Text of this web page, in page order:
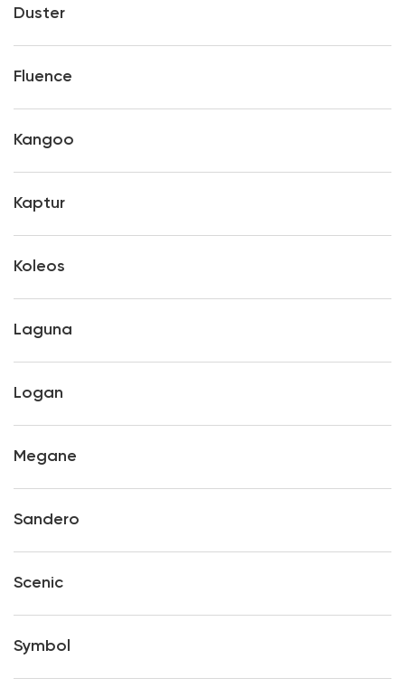
Duster
Fluence
Kangoo
Kaptur
Koleos
Laguna
Logan
Megane
Sandero
Scenic
Symbol